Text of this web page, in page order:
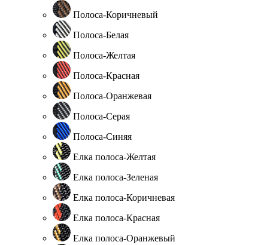
Полоса-Коричневый
Полоса-Белая
Полоса-Желтая
Полоса-Красная
Полоса-Оранжевая
Полоса-Серая
Полоса-Синяя
Елка полоса-Желтая
Елка полоса-Зеленая
Елка полоса-Коричневая
Елка полоса-Красная
Елка полоса-Оранжевый